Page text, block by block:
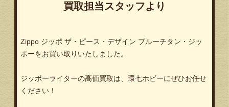
買取担当スタッフより
Zippo ジッポ ザ・ピース・デザイン ブルーチタン・ジッ
ポーをお買い取りいたしました。
ジッポーライターの高価買取は、環七ホビーにぜひお任せ
ください！